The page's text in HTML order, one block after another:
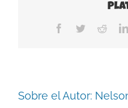
Facebook
TwitterReddit
Sobre el Autor: